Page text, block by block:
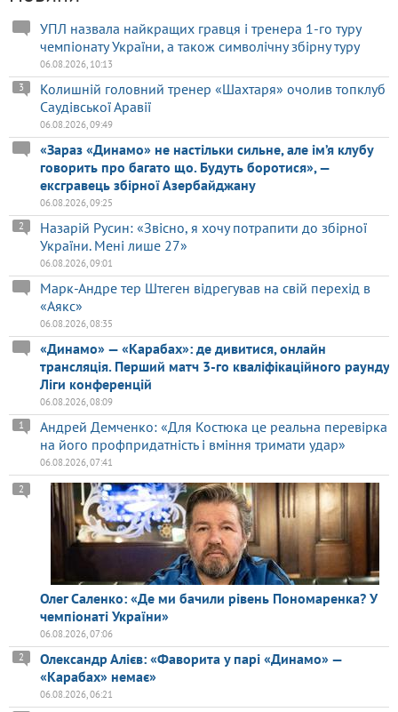
УПЛ назвала найкращих гравця і тренера 1-го туру
чемпіонату України, а також символічну збірну туру
06.08.2026, 10:13
Колишній головний тренер «Шахтаря» очолив топклуб
Саудівської Аравії
3
06.08.2026, 09:49
«Зараз «Динамо» не настільки сильне, але ім’я клубу
говорить про багато що. Будуть боротися», —
ексгравець збірної Азербайджану
06.08.2026, 09:25
Назарій Русин: «Звісно, я хочу потрапити до збірної
України. Мені лише 27»
2
06.08.2026, 09:01
Марк-Андре тер Штеген відрегував на свій перехід в
«Аякс»
06.08.2026, 08:35
«Динамо» — «Карабах»: де дивитися, онлайн
трансляція. Перший матч 3-го кваліфікаційного раунду
Ліги конференцій
06.08.2026, 08:09
Андрей Демченко: «Для Костюка це реальна перевірка
на його профпридатність і вміння тримати удар»
1
06.08.2026, 07:41
Олег Саленко: «Де ми бачили рівень Пономаренка? У
чемпіонаті України»
2
06.08.2026, 07:06
Олександр Алієв: «Фаворита у парі «Динамо» —
«Карабах» немає»
2
06.08.2026, 06:21